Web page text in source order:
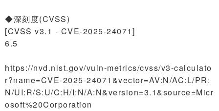
◆深刻度(CVSS)
[CVSS v3.1 - CVE-2025-24071]
6.5
https://nvd.nist.gov/vuln-metrics/cvss/v3-calculato
r?name=CVE-2025-24071&vector=AV:N/AC:L/PR:
N/UI:R/S:U/C:H/I:N/A:N&version=3.1&source=Micr
osoft%20Corporation